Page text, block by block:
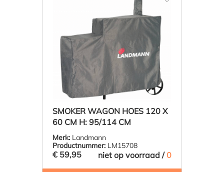
SMOKER WAGON HOES 120 X
60 CM H: 95/114 CM
Merk: Landmann
Productnummer: LM15708
€ 59,95 niet op voorraad /0